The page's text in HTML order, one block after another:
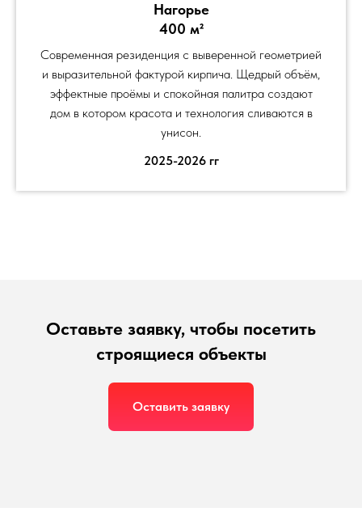
Нагорье
400 м²
Современная резиденция с выверенной геометрией
и выразительной фактурой кирпича. Щедрый объём,
эффектные проёмы и спокойная палитра создают
дом в котором красота и технология сливаются в
унисон.
2025-2026 гг
Оставьте заявку, чтобы посетить
строящиеся объекты
Оставить заявку